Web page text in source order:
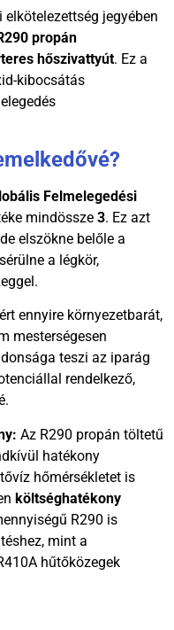
jegyében
propán
hőszivattyút. Ez a
kibocsátás
Felmelegedési
mindössze 3. Ez azt
elszökne belőle a
a légkör,
ennyire környezetbarát,
mesterségesen
teszi az iparág
rendelkező,
Az R290 propán töltetű
hatékony
hőmérsékletet is
költséghatékony
R290 is
mint a
hűtőközegek